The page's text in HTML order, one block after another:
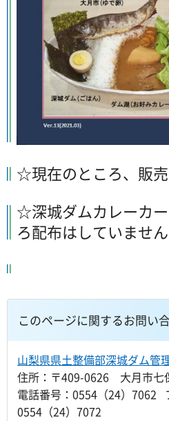
☆現在のところ、販
☆深城ダムカレーカ
ろ配布はしていません
このページに関するお問い
山梨県県土整備部深城ダム管
住所：〒409-0626 大月市七
電話番号：0554（24）7062
0554（24）7072